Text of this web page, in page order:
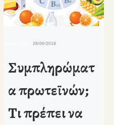
δημοσιευμένο28/06/2018
Συμπληρώματ
α πρωτεϊνών;
Τι πρέπει να